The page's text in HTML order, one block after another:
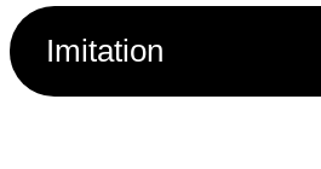
Imitation